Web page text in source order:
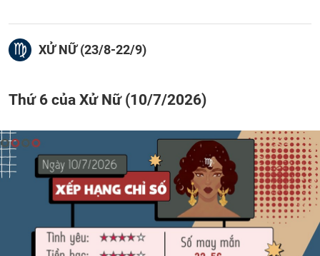
XỬ NỮ (23/8-22/9)
Thứ 6 của Xử Nữ (10/7/2026)